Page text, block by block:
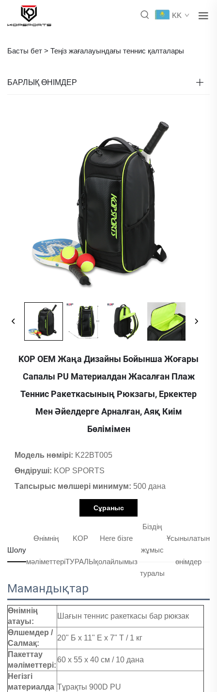
KK
Басты бет > Теңіз жағалауындағы теннис қалталары
БАРЛЫҚ ӨНІМДЕР
KOP OEM Жаңа Дизайны Бойынша Жоғары
Сапалы PU Материалдан Жасалған Плаж
Теннис Ракеткасының Рюкзагы, Еркектер
Мен Әйелдерге Арналған, Аяқ Киім
Бөлімімен
Модель нөмірі: K22BT005
Өндіруші: KOP SPORTS
Тапсырыс мөлшері минимум: 500 дана
Сұраныс
Шолу
Өнімнің
мәліметтері
KOP
ТУРАЛЫ
Неге бізге
қолайлымыз
Біздің
жұмыс
туралы
Ұсынылатын
өнімдер
Мамандықтар
Өнімнің
атауы:
Шағын теннис ракеткасы бар рюкзак
Өлшемдер /
Салмақ:
20" Б x 11" Е x 7" Т / 1 кг
Пакеттау
мәліметтері:
60 x 55 x 40 см / 10 дана
Негізгі
материалда Тұрақты 900D PU